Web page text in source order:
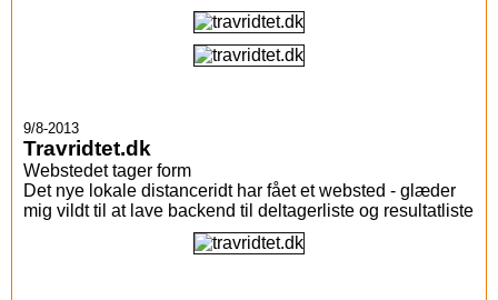
9/8-2013
Travridtet.dk
Webstedet tager form
Det nye lokale distanceridt har fået et websted - glæder
mig vildt til at lave backend til deltagerliste og resultatliste